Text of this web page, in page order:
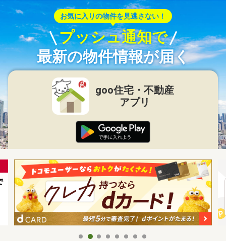
お気に入りの物件を見逃さない！
プッシュ通知で
最新の物件情報が届く
goo住宅・不動産
アプリ